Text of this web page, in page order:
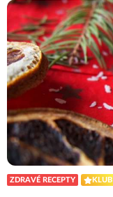
ZDRAVÉ RECEPTY KLUB